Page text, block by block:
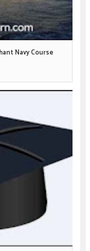
Navy Course